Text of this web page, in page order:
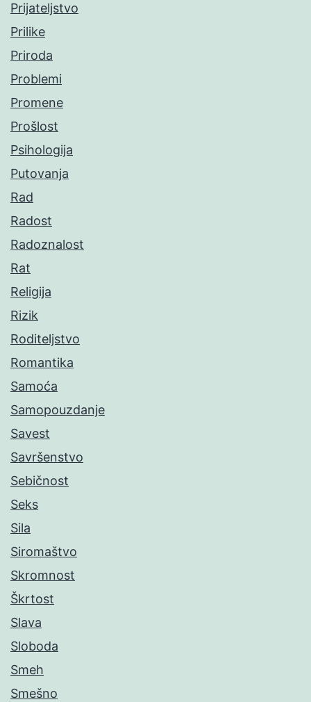
Prijateljstvo
Prilike
Priroda
Problemi
Promene
Prošlost
Psihologija
Putovanja
Rad
Radost
Radoznalost
Rat
Religija
Rizik
Roditeljstvo
Romantika
Samoća
Samopouzdanje
Savest
Savršenstvo
Sebičnost
Seks
Sila
Siromaštvo
Skromnost
Škrtost
Slava
Sloboda
Smeh
Smešno